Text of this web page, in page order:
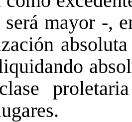
será mayor -,